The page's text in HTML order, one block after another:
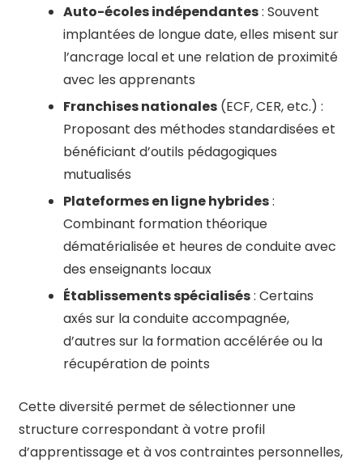
Auto-écoles indépendantes: Souvent
implantées de longue date, elles misent sur
l’ancrage local et une relation de proximité
avec les apprenants
Franchises nationales (ECF, CER, etc.) :
Proposant des méthodes standardisées et
bénéficiant d’outils pédagogiques
mutualisés
Plateformes en ligne hybrides:
Combinant formation théorique
dématérialisée et heures de conduite avec
des enseignants locaux
Établissements spécialisés: Certains
axés sur la conduite accompagnée,
d’autres sur la formation accélérée ou la
récupération de points
Cette diversité permet de sélectionner une
structure correspondant à votre profil
d’apprentissage et à vos contraintes personnelles,